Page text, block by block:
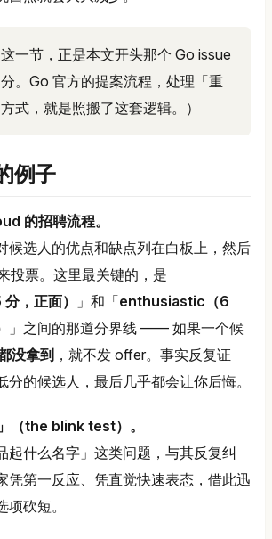
这一节，正是本文开头那个 Go issue
。Go 官方的提案流程，处理「重
式，就是照搬了这套逻辑。）
例子
的招聘流程。
候选人的优点和缺点列在白板上，然后
投票。这里最关键的，是
，正面） 」和「enthusiastic（6
」之间的那道分界线 —— 如果一个候
没拿到 ，就不发 offer。事实反复证
分的候选人，最后几乎都会让你后悔。
（the blink test）。
起什么名字」这类问题，与其反复纠
凭第一反应、凭直觉快速表态，借此迅
砍短。